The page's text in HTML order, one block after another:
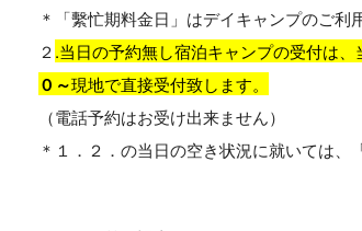
＊「繫忙期料金日」はデイキャンプのご利
２.当日の予約無し宿泊キャンプの受付は
０～現地で直接受付致します。
（電話予約はお受け出来ません）
＊１．２．の当日の空き状況に就いては、